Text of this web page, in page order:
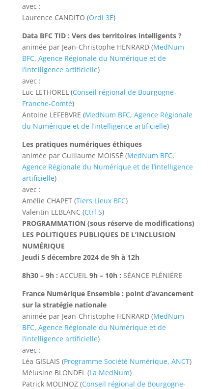
avec :
Laurence CANDITO (Ordi 3E)
Data BFC TID : Vers des territoires intelligents ?
animée par Jean-Christophe HENRARD (MedNum
BFC, Agence Régionale du Numérique et de
l’intelligence artificielle)
avec :
Luc LETHOREL (Conseil régional de Bourgogne-
Franche-Comté)
Antoine LEFEBVRE (MedNum BFC, Agence Régionale
du Numérique et de l’intelligence artificielle)
Les pratiques numériques éthiques
animée par Guillaume MOISSÉ (MedNum BFC,
Agence Régionale du Numérique et de l’intelligence
artificielle)
avec :
Amélie CHAPET (Tiers Lieux BFC)
Valentin LEBLANC (Ctrl S)
PROGRAMMATION (sous réserve de modifications)
LES POLITIQUES PUBLIQUES DE L’INCLUSION
NUMÉRIQUE
Jeudi 5 décembre 2024 de 9h à 12h
8h30 – 9h : ACCUEIL 9h – 10h : SÉANCE PLÉNIÈRE
France Numérique Ensemble : point d’avancement
sur la stratégie nationale
animée par Jean-Christophe HENRARD (MedNum
BFC, Agence Régionale du Numérique et de
l’intelligence artificielle)
avec :
Léa GISLAIS (Programme Société Numérique, ANCT)
Mélusine BLONDEL (La MedNum)
Patrick MOLINOZ (Conseil régional de Bourgogne-